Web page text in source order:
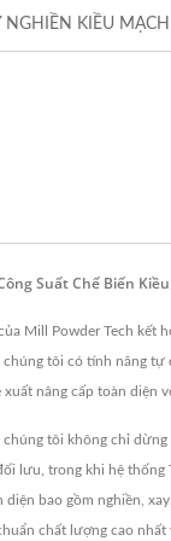
NGHIỀN KIỀU MẠCH
Suất Chế Biến
Mill Powder Tech kết
chúng tôi có tính năng
nâng cấp toàn diện
chúng tôi không chỉ
lưu, trong khi hệ
diện bao gồm nghiền,
chất lượng cao